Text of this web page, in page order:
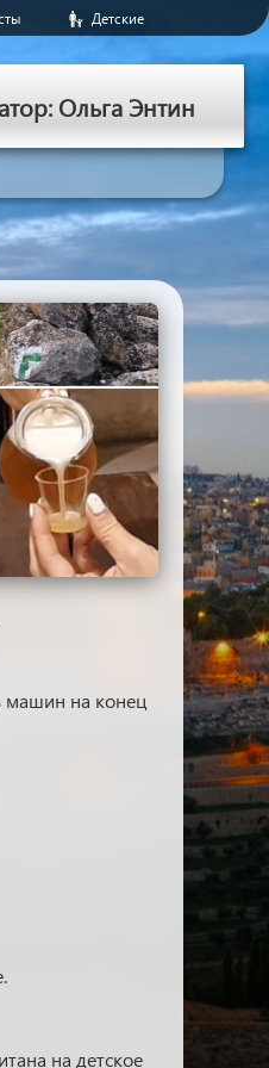
Детские
Ольга Энтин
машин на конец
на детское